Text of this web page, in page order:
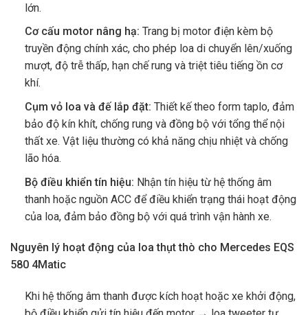
lớn.
Cơ cấu motor nâng hạ: Trang bị motor điện kèm bộ
truyền động chính xác, cho phép loa di chuyển lên/xuống
mượt, độ trễ thấp, hạn chế rung và triệt tiêu tiếng ồn cơ
khí.
Cụm vỏ loa và đế lắp đặt: Thiết kế theo form taplo, đảm
bảo độ kín khít, chống rung và đồng bộ với tổng thể nội
thất xe. Vật liệu thường có khả năng chịu nhiệt và chống
lão hóa.
Bộ điều khiển tín hiệu: Nhận tín hiệu từ hệ thống âm
thanh hoặc nguồn ACC để điều khiển trạng thái hoạt động
của loa, đảm bảo đồng bộ với quá trình vận hành xe.
Nguyên lý hoạt động của loa thụt thò cho Mercedes EQS
580 4Matic
Khi hệ thống âm thanh được kích hoạt hoặc xe khởi động,